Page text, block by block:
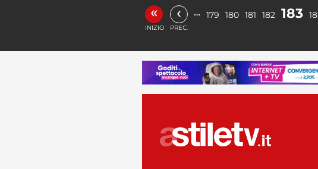
«
INIZIO
‹
PREC.
… 179 180 181 182 183